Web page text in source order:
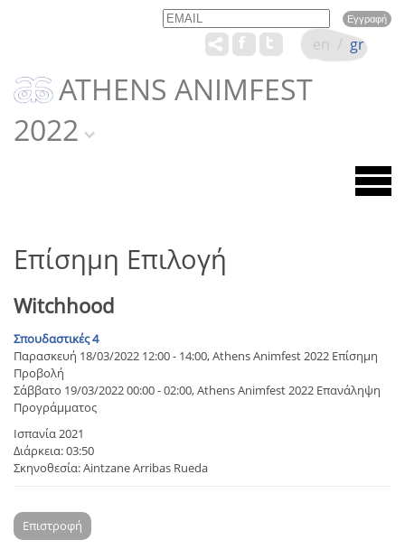
Email Name
ATHENS ANIMFEST
2022
en / gr
Επίσημη Επιλογή
Witchhood
Σπουδαστικές 4
Παρασκευή 18/03/2022 12:00 - 14:00, Athens Animfest 2022 Επίσημη
Προβολή
Σάββατο 19/03/2022 00:00 - 02:00, Athens Animfest 2022 Επανάληψη
Προγράμματος
Ισπανία 2021
Διάρκεια: 03:50
Σκηνοθεσία: Aintzane Arribas Rueda
Επιστροφή